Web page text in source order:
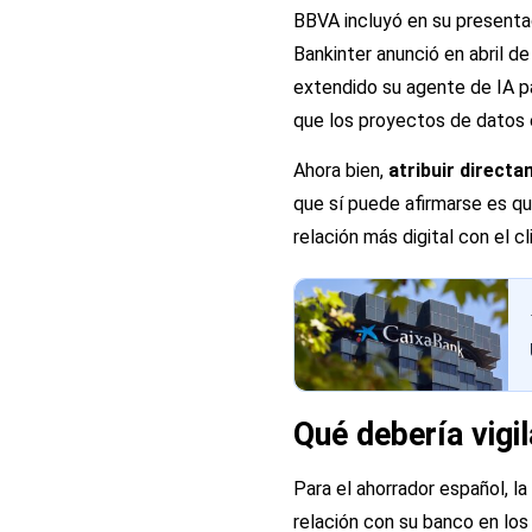
BBVA incluyó en su
Bankinter anunció en abril
extendido su agente de IA
que los proyectos de datos
Ahora bien, atribuir
que sí puede afirmarse es
relación más digital con el
Qué debería
Para el ahorrador español,
relación con su banco en